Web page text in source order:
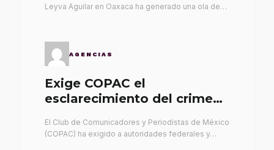
Leyva Aguilar en Oaxaca ha generado una ola de…
AGENCIAS
Exige COPAC el
esclarecimiento del crimen
El Club de Comunicadores y Periodistas de México
(COPAC) ha exigido a autoridades federales y…